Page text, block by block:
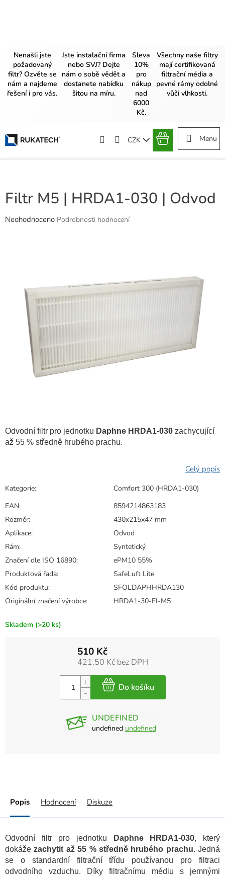
Nenašli jste
požadovaný
filtr? Ozvěte se
nám a najdeme
řešení i pro vás.
Jste instalační firma
nebo SVJ? Dejte
nám o sobě vědět a
dostanete nabídku
šitou na míru.
Sleva
10%
pro
nákup
nad
6000
Kč.
Všechny naše filtry
mají certifikovaná
filtrační média a
pevné rámy odolné
vůči vlhkosti.
CZK
NÁKUPNÍ
Filtr M5 | HRDA1-030 | Odvod
Průměrné
hvězdiček.
Neohodnoceno Podrobnosti hodnocení
Skladem (>20 ks)
Odvodní filtr pro jednotku Daphne HRDA1-030 zachycující
až 55 % středně hrubého prachu.
Kategorie:
Comfort 300 (HRDA1-030)
EAN:
8594214863183
Rozměr:
430x215x47 mm
Aplikace:
Odvod
Rám:
Syntetický
Značení dle ISO 16890:
ePM10 55%
Produktová řada:
SafeLuft Lite
Kód produktu:
SFOLDAPHHRDA130
Originální značení výrobce: HRDA1-30-FI-M5
510 Kč
421,50 Kč bez DPH
UNDEFINED
undefined undefined
Popis Hodnocení Diskuze
Odvodní filtr pro jednotku Daphne HRDA1-030, který
dokážezachytit až 55 % středně hrubého prachu. Jedná
se o standardní filtrační třídu používanou pro filtraci
odvodního vzduchu. Díky filtračnímu médiu s jemnými